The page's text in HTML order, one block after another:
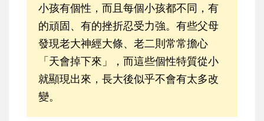
小孩有個性，而且每個小孩都不同，有
的頑固、有的挫折忍受力強。有些父母
發現老大神經大條、老二則常常擔心
「天會掉下來」，而這些個性特質從小
就顯現出來，長大後似乎不會有太多改
變。